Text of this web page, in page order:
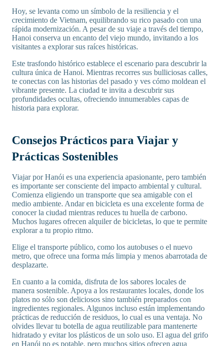
Hoy, se levanta como un símbolo de la resiliencia y el
crecimiento de Vietnam, equilibrando su rico pasado con una
rápida modernización. A pesar de su viaje a través del tiempo,
Hanoi conserva un encanto del viejo mundo, invitando a los
visitantes a explorar sus raíces históricas.
Este trasfondo histórico establece el escenario para descubrir la
cultura única de Hanoi. Mientras recorres sus bulliciosas calles,
te conectas con las historias del pasado y ves cómo moldean el
vibrante presente. La ciudad te invita a descubrir sus
profundidades ocultas, ofreciendo innumerables capas de
historia para explorar.
Consejos Prácticos para Viajar y
Prácticas Sostenibles
Viajar por Hanói es una experiencia apasionante, pero también
es importante ser consciente del impacto ambiental y cultural.
Comienza eligiendo un transporte que sea amigable con el
medio ambiente. Andar en bicicleta es una excelente forma de
conocer la ciudad mientras reduces tu huella de carbono.
Muchos lugares ofrecen alquiler de bicicletas, lo que te permite
explorar a tu propio ritmo.
Elige el transporte público, como los autobuses o el nuevo
metro, que ofrece una forma más limpia y menos abarrotada de
desplazarte.
En cuanto a la comida, disfruta de los sabores locales de
manera sostenible. Apoya a los restaurantes locales, donde los
platos no sólo son deliciosos sino también preparados con
ingredientes regionales. Algunos incluso están implementando
prácticas de reducción de residuos, lo cual es una ventaja. No
olvides llevar tu botella de agua reutilizable para mantenerte
hidratado y evitar los plásticos de un solo uso. El agua del grifo
en Hanói no es potable, pero muchos sitios ofrecen agua